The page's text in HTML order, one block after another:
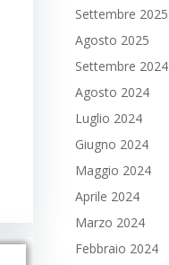
Settembre 2025
Agosto 2025
Settembre 2024
Agosto 2024
Luglio 2024
Giugno 2024
Maggio 2024
Aprile 2024
Marzo 2024
Febbraio 2024